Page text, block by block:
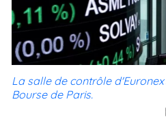
La salle de contrôle
Bourse de Paris.